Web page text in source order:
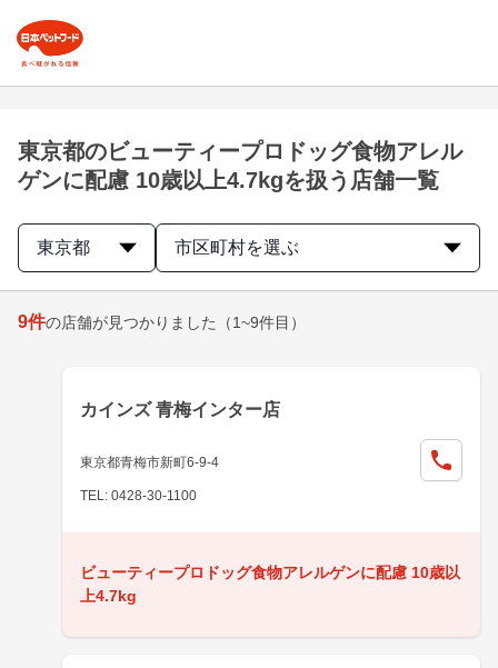
東京都のビューティープロドッグ食物アレル
ゲンに配慮 10歳以上4.7kgを扱う店舗一覧
東京都 市区町村を選ぶ
9件の店舗が見つかりました （1~9件目）
カインズ 青梅インター店
東京都青梅市新町6-9-4
TEL: 0428-30-1100
ビューティープロドッグ食物アレルゲンに配慮 10歳以
上4.7kg